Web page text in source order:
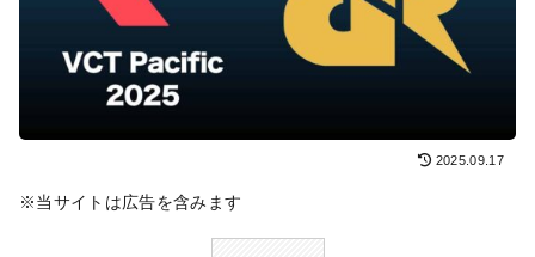
2025.09.17
※当サイトは広告を含みます